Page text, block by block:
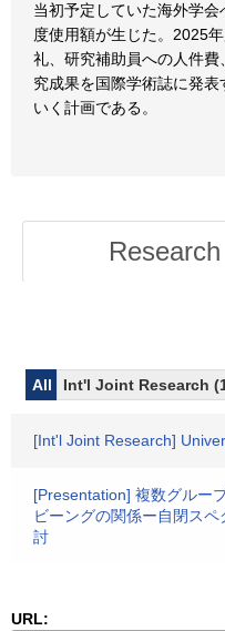
当初予定していた海外学
度使用額が生じた。2025
礼、研究補助員への人件
究成果を国際学術誌に発
いく計画である。
All
Int'l Joint Research
[Int'l Joint Research]
[Presentation] 複数グルー
ビーングの関係ー自閉ス
討
URL: